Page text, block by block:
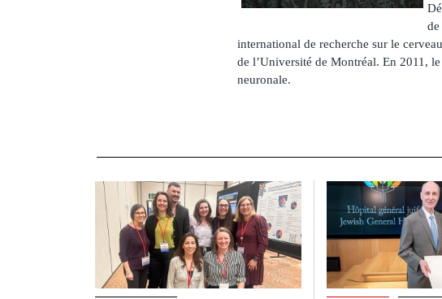
international de recherche sur le
de l’Université de Montréal. En 2011,
neuronale.